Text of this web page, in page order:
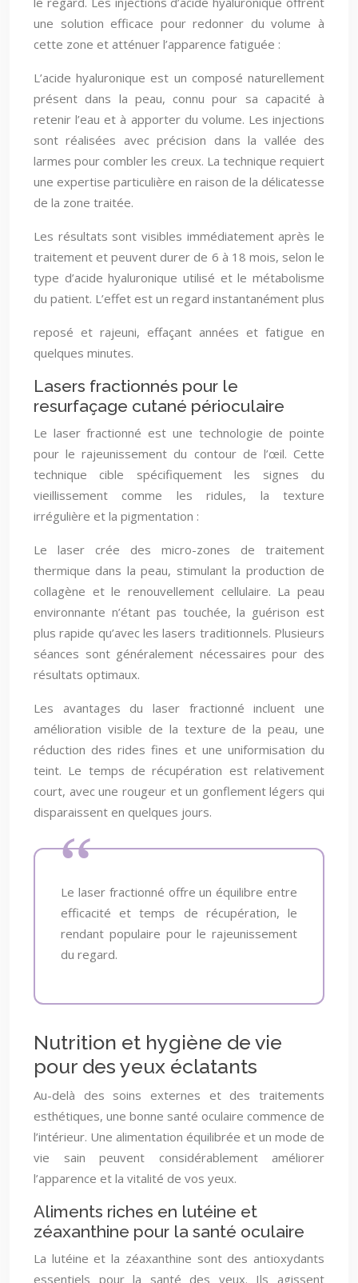
une solution efficace pour redonner du volume à
cette zone et atténuer l’apparence fatiguée :
L’acide hyaluronique est un composé naturellement
présent dans la peau, connu pour sa capacité à
retenir l’eau et à apporter du volume. Les injections
sont réalisées avec précision dans la vallée des
larmes pour combler les creux. La technique requiert
une expertise particulière en raison de la délicatesse
de la zone traitée.
Les résultats sont visibles immédiatement après le
traitement et peuvent durer de 6 à 18 mois, selon le
type d’acide hyaluronique utilisé et le métabolisme
du patient. L’effet est un regard instantanément plus
reposé et rajeuni, effaçant années et fatigue en
quelques minutes.
Lasers fractionnés pour le
resurfaçage cutané périoculaire
Le laser fractionné est une technologie de pointe
pour le rajeunissement du contour de l’œil. Cette
technique cible spécifiquement les signes du
vieillissement comme les ridules, la texture
irrégulière et la pigmentation :
Le laser crée des micro-zones de traitement
thermique dans la peau, stimulant la production de
collagène et le renouvellement cellulaire. La peau
environnante n’étant pas touchée, la guérison est
plus rapide qu’avec les lasers traditionnels. Plusieurs
séances sont généralement nécessaires pour des
résultats optimaux.
Les avantages du laser fractionné incluent une
amélioration visible de la texture de la peau, une
réduction des rides fines et une uniformisation du
teint. Le temps de récupération est relativement
court, avec une rougeur et un gonflement légers qui
disparaissent en quelques jours.
Le laser fractionné offre un équilibre entre
efficacité et temps de récupération, le
rendant populaire pour le rajeunissement
du regard.
Nutrition et hygiène de vie
pour des yeux éclatants
Au-delà des soins externes et des traitements
esthétiques, une bonne santé oculaire commence de
l’intérieur. Une alimentation équilibrée et un mode de
vie sain peuvent considérablement améliorer
l’apparence et la vitalité de vos yeux.
Aliments riches en lutéine et
zéaxanthine pour la santé oculaire
La lutéine et la zéaxanthine sont des antioxydants
essentiels pour la santé des yeux. Ils agissent